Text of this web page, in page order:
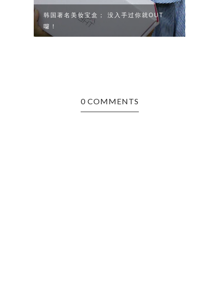
韩国著名美妆宝盒； 没入手过你就OUT
囖！
0 COMMENTS